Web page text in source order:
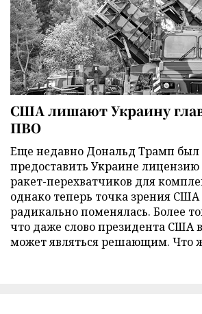
США лишают Украину
ПВО
Еще недавно Дональд Трамп был
предоставить Украине лицензию
ракет-перехватчиков для
однако теперь точка зрения США
радикально поменялась. Более
что даже слово президента США
может являться решающим. Что